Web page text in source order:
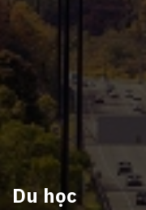
Du học